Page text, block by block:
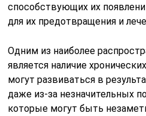
способствующих их
для их предотвращения и
Одним из наиболее
является наличие
могут развиваться в
даже из-за незначительных
которые могут быть